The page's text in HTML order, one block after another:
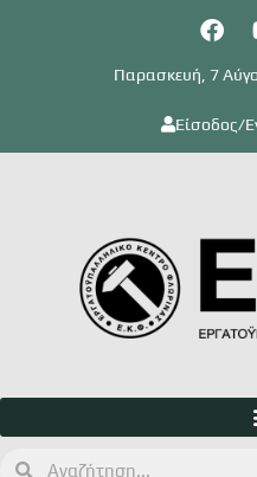
Παρασκευή, 7
Είσοδος/